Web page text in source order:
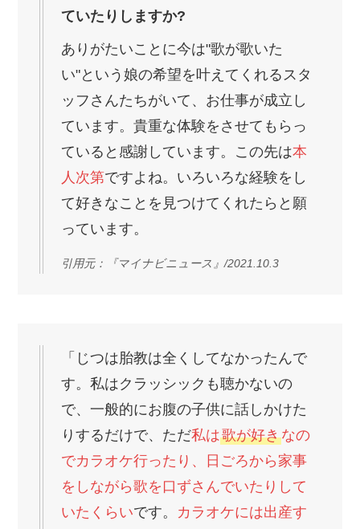
ていたりしますか?
ありがたいことに今は"歌が歌いた
い"という娘の希望を叶えてくれるスタ
ッフさんたちがいて、お仕事が成立し
ています。貴重な体験をさせてもらっ
ていると感謝しています。この先は本
人次第ですよね。いろいろな経験をし
て好きなことを見つけてくれたらと願
っています。
引用元：『マイナビニュース』/2021.10.3
「じつは胎教は全くしてなかったんで
す。私はクラッシックも聴かないの
で、一般的にお腹の子供に話しかけた
りするだけで、ただ私は歌が好きなの
でカラオケ行ったり、日ごろから家事
をしながら歌を口ずさんでいたりして
いたくらいです。 カラオケには出産す